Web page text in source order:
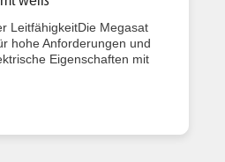
LeitfähigkeitDie Megasat
hohe Anforderungen und
Eigenschaften mit
wie Qualität,
umweltfreundlicher
des Kunden gerecht